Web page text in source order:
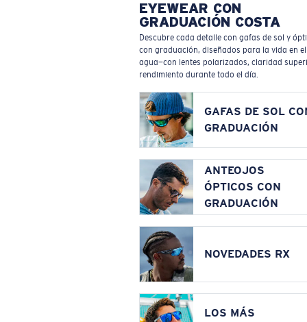
EYEWEAR CON
GRADUACIÓN COSTA
Descubre cada detalle con gafas de sol y
con graduación, diseñados para la vida en el
agua—con lentes polarizados, claridad
rendimiento durante todo el día.
GAFAS DE SOL
GRADUACIÓN
ANTEOJOS
ÓPTICOS CON
GRADUACIÓN
NOVEDADES RX
LOS MÁS